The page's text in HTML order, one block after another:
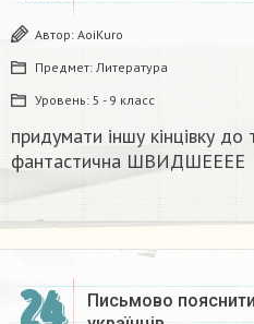
Автор: AoiKuro
Предмет: Литература
Уровень: 5 - 9 класс
придумати іншу кінцівку до
фантастична​ ШВИДШЕЕЕЕ
Письмово